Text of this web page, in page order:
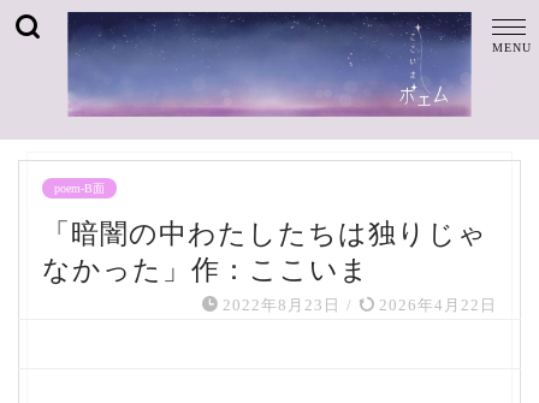
poem-B面
「暗闇の中わたしたちは独りじゃ
なかった」作：ここいま
2022年8月23日 / 2026年4月22日